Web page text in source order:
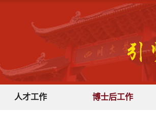
人才工作 博士后工作